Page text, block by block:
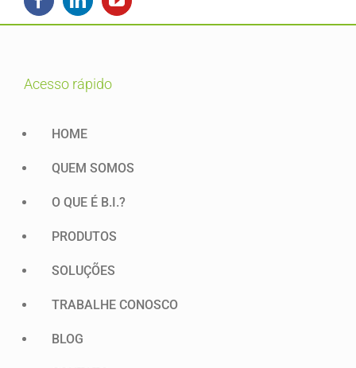
acesso rápido
HOME
QUEM SOMOS
O QUE É B.I.?
PRODUTOS
SOLUÇÕES
TRABALHE CONOSCO
BLOG